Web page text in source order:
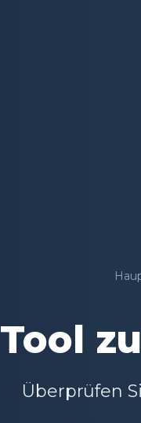
Tool
Überprüfen